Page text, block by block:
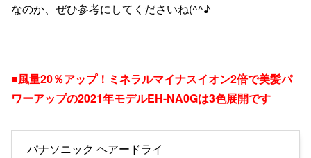
なのか、ぜひ参考にしてくださいね(^^♪
■風量20％アップ！ミネラルマイナスイオン2倍で美髪パ
ワーアップの2021年モデルEH-NA0Gは3色展開です
パナソニック ヘアードライ